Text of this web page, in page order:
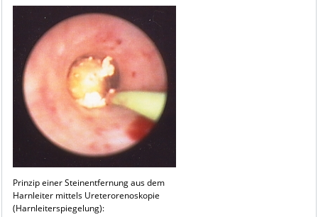
Prinzip einer Steinentfernung aus dem
Harnleiter mittels Ureterorenoskopie
(Harnleiterspiegelung):